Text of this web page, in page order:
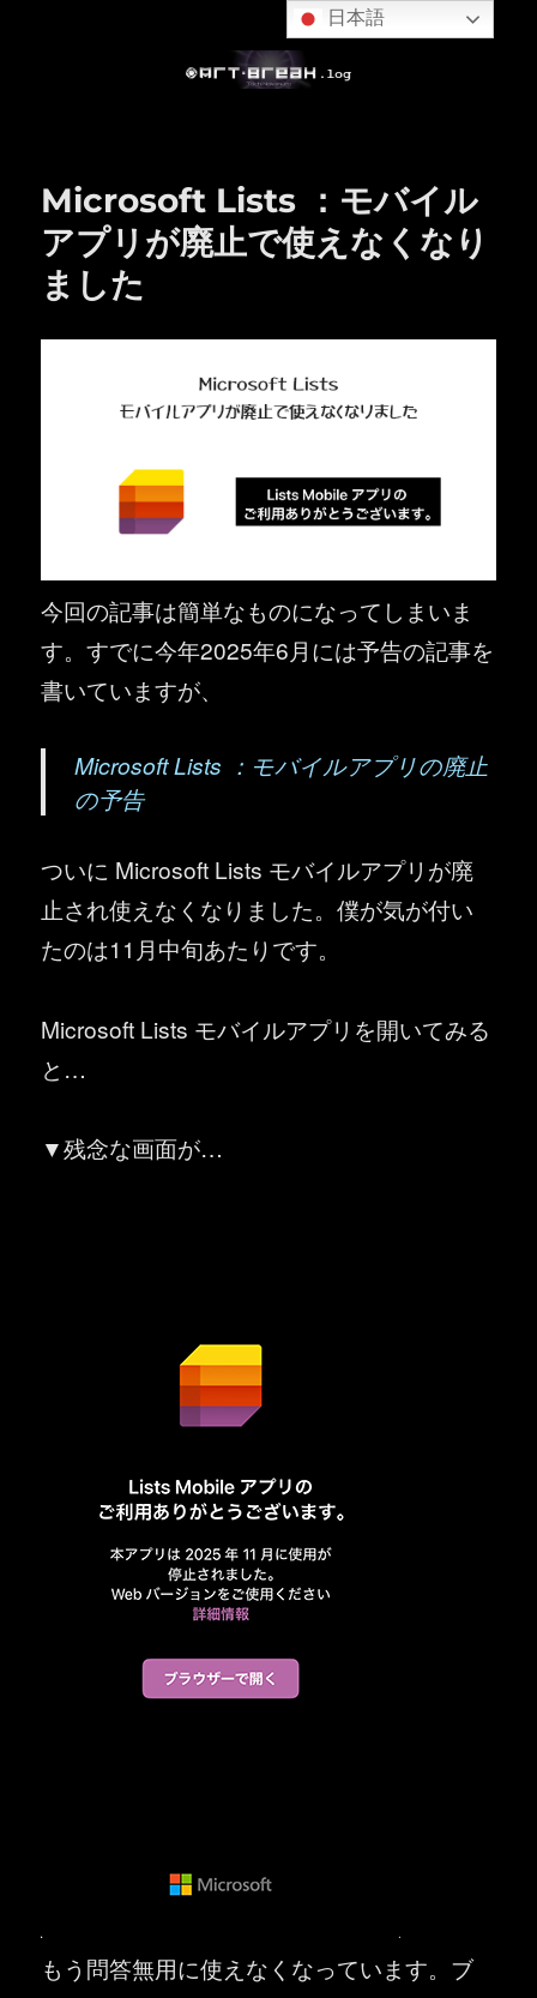
Microsoft Lists ：モバイル
アプリが廃止で使えなくなり
ました
今回の記事は簡単なものになってしまいま
す。すでに今年2025年6月には予告の記事を
書いていますが、
Microsoft Lists ：モバイルアプリの廃止
の予告
ついに Microsoft Lists モバイルアプリが廃
止され使えなくなりました。僕が気が付い
たのは11月中旬あたりです。
Microsoft Lists モバイルアプリを開いてみる
と…
▼残念な画面が…
もう問答無用に使えなくなっています。ブ
日本語